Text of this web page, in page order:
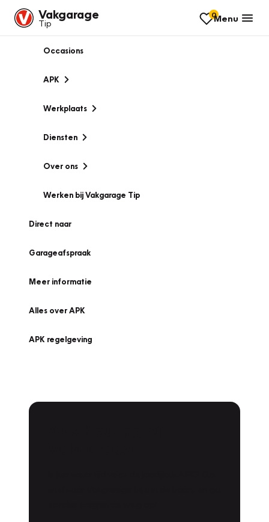
Vakgarage
Tip
0Menu
Occasions
APK
Werkplaats
Diensten
Over ons
Werken bij Vakgarage Tip
Direct naar
Garageafspraak
Meer informatie
Alles over APK
APK regelgeving